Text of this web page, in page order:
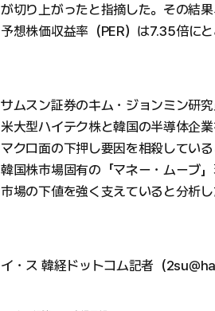
が切り上がったと指摘した。その結
予想株価収益率（PER）は7.35倍にと
サムスン証券のキム・ジョンミン研究
米大型ハイテク株と韓国の半導体企
マクロ面の下押し要因を相殺してい
韓国株市場固有の「マネー・ムーブ」
市場の下値を強く支えていると分析し
イ・ス 韓経ドットコム記者（